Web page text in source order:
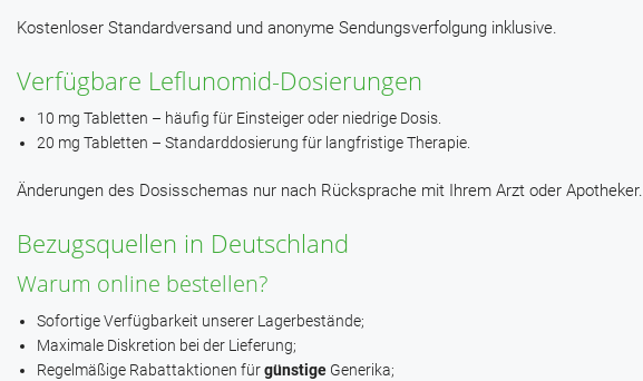
Kostenloser Standardversand und anonyme Sendungsverfolgung inklusive.
Verfügbare Leflunomid-Dosierungen
10 mg Tabletten – häufig für Einsteiger oder niedrige Dosis.
20 mg Tabletten – Standarddosierung für langfristige Therapie.
Änderungen des Dosisschemas nur nach Rücksprache mit Ihrem Arzt oder Apotheker.
Bezugsquellen in Deutschland
Warum online bestellen?
Sofortige Verfügbarkeit unserer Lagerbestände;
Maximale Diskretion bei der Lieferung;
Regelmäßige Rabattaktionen fürgünstigeGenerika;